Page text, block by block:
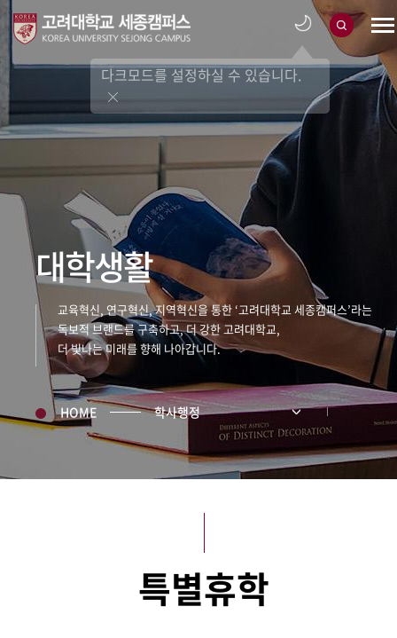
다크모드를 설정하실 수 있습니다.
대학생활
교육혁신, 연구혁신, 지역혁신을 통한 ‘고려대학교 세종캠퍼스’라는
독보적 브랜드를 구축하고, 더 강한 고려대학교,
더 빛나는 미래를 향해 나아갑니다.
HOME 학사행정
특별휴학